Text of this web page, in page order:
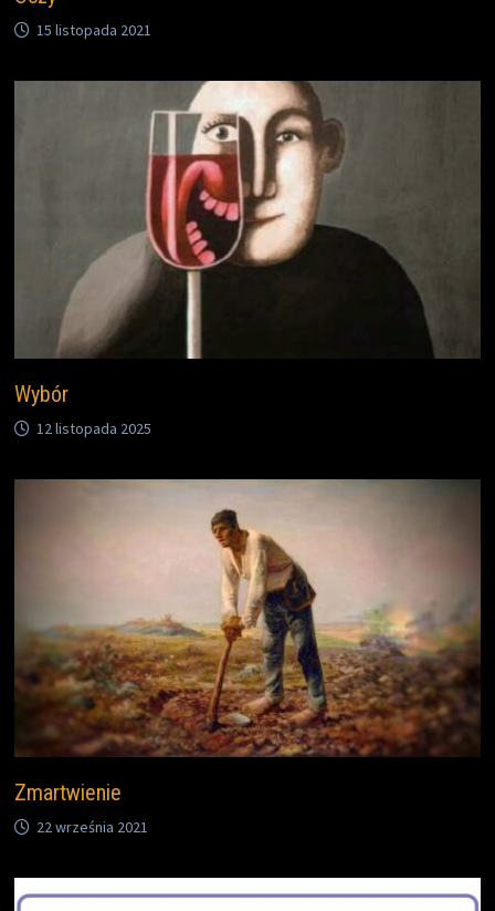
15 listopada 2021
Wybór
12 listopada 2025
Zmartwienie
22 września 2021